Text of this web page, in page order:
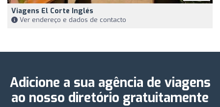
Viagens El Corte Inglés
Ver endereço e dados de contacto
Adicione a sua agência de viagens
ao nosso diretório gratuitamente